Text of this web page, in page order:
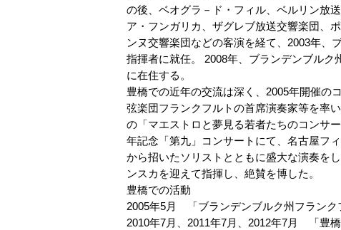
の後、ベオグラ－ド・フィル、ベルリン放
ア・フンガリカ、ザグレブ放送交響楽団、
ンヌ交響楽団などの客演を経て、2003年、
指揮者に就任。 2008年、ブランデンブル
に在住する。
豊橋での近年の交流は深く、2005年開催の
弦楽団フランクフルトの首席演奏家等を率
の「マエストロと夢見る若者たちのコンサ
年記念「第九」コンサートにて、名古屋フ
から招いたソリストとともに盛大な演奏を
ンスカを迎えて指揮し、絶賛を博した。
豊橋での活動
2005年5月 「ブランデンブルク州フラン
2010年7月、2011年7月、2012年7月 「豊